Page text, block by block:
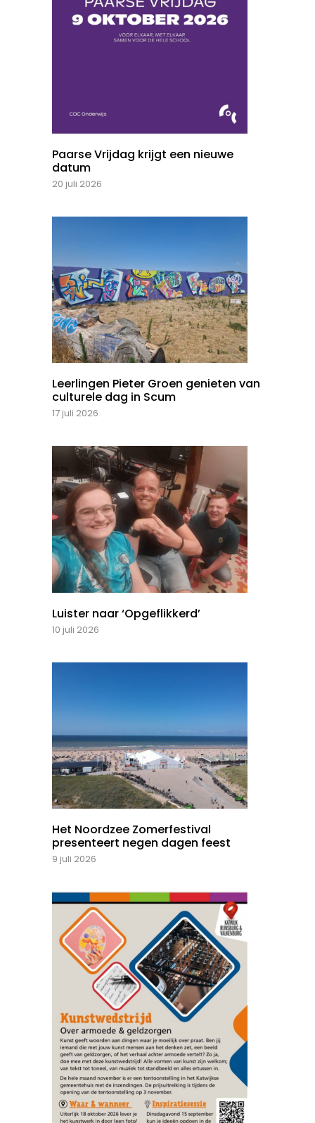
Paarse Vrijdag krijgt een nieuwe
datum
20 juli 2026
Leerlingen Pieter Groen genieten van
culturele dag in Scum
17 juli 2026
Luister naar ‘Opgeflikkerd’
10 juli 2026
Het Noordzee Zomerfestival
presenteert negen dagen feest
9 juli 2026